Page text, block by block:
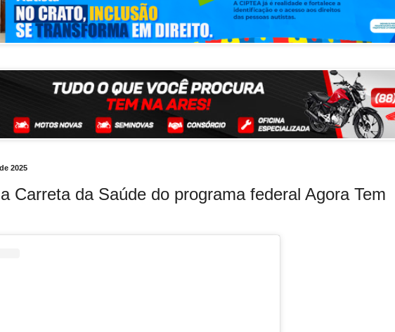
2025
Carreta da Saúde do programa federal Agora Tem